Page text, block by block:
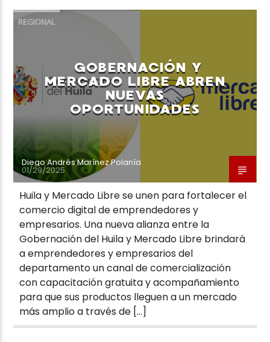
REGIONAL
GOBERNACIÓN Y
MERCADO LIBRE ABREN
NUEVAS
OPORTUNIDADES
Diego Andrés Marínez Polanía
01/29/2025
Huila y Mercado Libre se unen para fortalecer el
comercio digital de emprendedores y
empresarios. Una nueva alianza entre la
Gobernación del Huila y Mercado Libre brindará
a emprendedores y empresarios del
departamento un canal de comercialización
con capacitación gratuita y acompañamiento
para que sus productos lleguen a un mercado
más amplio a través de […]